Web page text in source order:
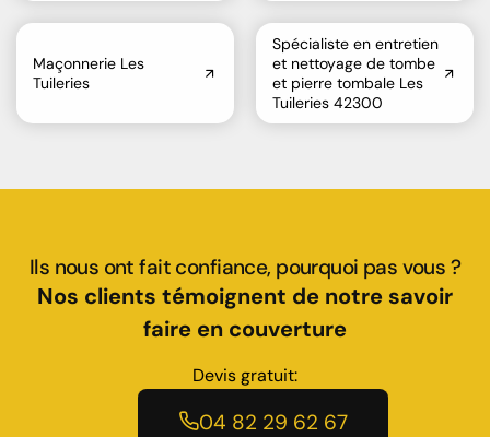
Maçonnerie Les
Tuileries
Spécialiste en entretien
et nettoyage de tombe
et pierre tombale Les
Tuileries 42300
Ils nous ont fait confiance, pourquoi pas vous ?
Nos clients témoignent de notre savoir
faire en couverture
Devis gratuit:
04 82 29 62 67